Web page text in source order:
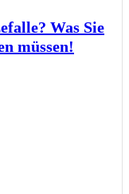
Was Sie
müssen!